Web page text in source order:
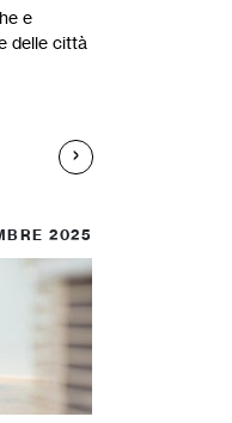
e
delle città
2025